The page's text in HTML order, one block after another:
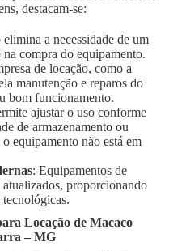
destacam-se:
elimina a necessidade de um
compra do equipamento.
de locação, como a
manutenção e reparos do
bom funcionamento.
ajustar o uso conforme
de armazenamento ou
equipamento não está em
: Equipamentos de
proporcionando
tecnológicas.
Locação de Macaco
– MG